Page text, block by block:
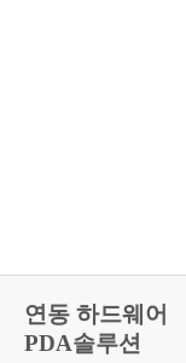
연동 하드웨어
PDA솔루션